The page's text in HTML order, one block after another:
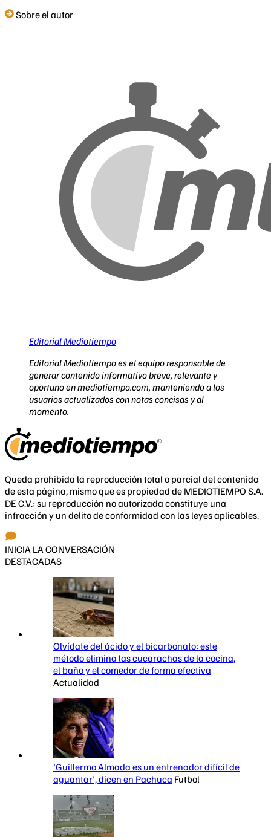
Sobre el autor
Editorial Mediotiempo
Editorial Mediotiempo es el equipo responsable de
generar contenido informativo breve, relevante y
oportuno en mediotiempo.com, manteniendo a los
usuarios actualizados con notas concisas y al
momento.
Queda prohibida la reproducción total o parcial del contenido
de esta página, mismo que es propiedad de MEDIOTIEMPO S.A.
DE C.V.; su reproducción no autorizada constituye una
infracción y un delito de conformidad con las leyes aplicables.
INICIA LA CONVERSACIÓN
DESTACADAS
Olvídate del ácido y el bicarbonato: este
método elimina las cucarachas de la cocina,
el baño y el comedor de forma efectiva
Actualidad
'Guillermo Almada es un entrenador difícil de
aguantar', dicen en Pachuca Futbol